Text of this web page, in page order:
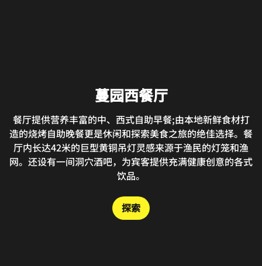
蔓园西餐厅
餐厅提供营养丰富的中、西式自助早餐;由本地新鲜食材打
造的烧烤自助晚餐更是休闲和探索美食之旅的绝佳选择。餐
厅内长达42米的巨型黄铜吊灯灵感来源于渔民的灯笼和渔
网。还设有一间洞穴酒吧，为宾客提供充满健康创意的各式
饮品。
探索
渔鲜餐厅
逸廊|大堂吧
逸廊大堂吧提供下午茶，咖啡，茶，冰淇淋。
探索
海盐|西班牙餐厅及酒吧
在PINK SALT 活力四射的社交空间,以本地新鲜食材烹制的
西班牙风味美食,或是一边轻啜饮料,一边与新朋好友欢聚，
感受国际DJ带来的海岛动感氛围。
探索